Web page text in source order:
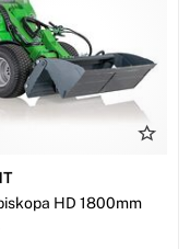
HD 1800mm